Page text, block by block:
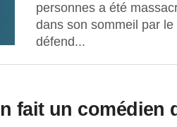
personnes a été
dans son sommeil par
défend...
fait un comédien